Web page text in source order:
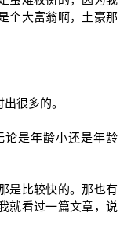
个大富翁啊，土豪那
很多的。
论是年龄小还是年龄
是比较快的。那也有
就看过一篇文章，说